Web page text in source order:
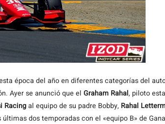
época del año en diferentes categorías del
Ayer se anunció que el Graham Rahal, piloto
Racingal equipo de su padre Bobby, Rahal
dos temporadas con el «equipo B» de